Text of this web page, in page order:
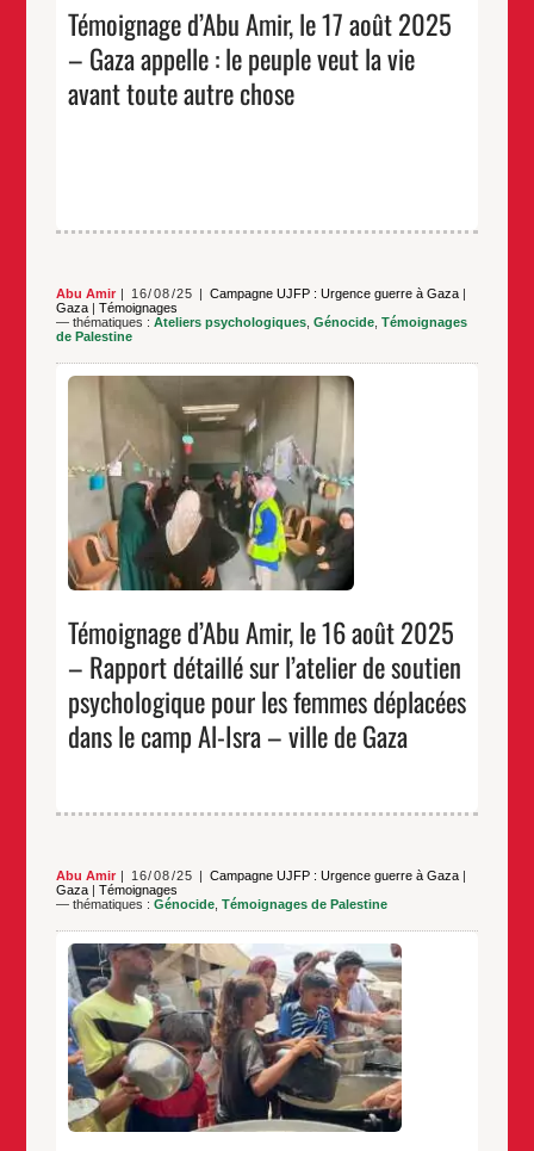
Témoignage d’Abu Amir, le 17 août 2025
– Gaza appelle : le peuple veut la vie
avant toute autre chose
–
Gaza
appelle
:
le
peuple
Abu Amir 16/08/25 Campagne UJFP : Urgence guerre à Gaza|
Gaza| Témoignages
— thématiques : Ateliers psychologiques, Génocide, Témoignages
de Palestine
Témoignage d’Abu Amir, le 16 août 2025
– Rapport détaillé sur l’atelier de soutien
psychologique pour les femmes déplacées
dans le camp Al-Isra – ville de Gaza
Abu Amir, 16 août 2025, camp Al-Isra, Gaza Malgré
les bombardements violents qui ne cessent depuis
plusieurs jours, malgré le fracas des explosions qui
ébranlent les fondations de Gaza jour et nuit, et sur
fond de nouvelles concernant les déplacements
massifs des habitants des quartiers est et nord de la
Témoignage
–
Rapport
détaillé
sur
l’atelier
de
soutien
psychologique
pour
dans
Al-
Isra
de
Gaza
Abu Amir 16/08/25 Campagne UJFP : Urgence guerre à Gaza|
Gaza| Témoignages
— thématiques : Génocide, Témoignages de Palestine
Depuis des années, la bande de Gaza vit sous un
blocus étouffant et dans des conditions humanitaires
dégradées. Cependant, les deux dernières années
ont été les plus dures de toutes : une guerre
dévastatrice est venue se combiner aux crises de
subsistance, créant une réalité de souffrance sans
précédent. Les
…
Témoignage
d’Abu
Amir
le
15